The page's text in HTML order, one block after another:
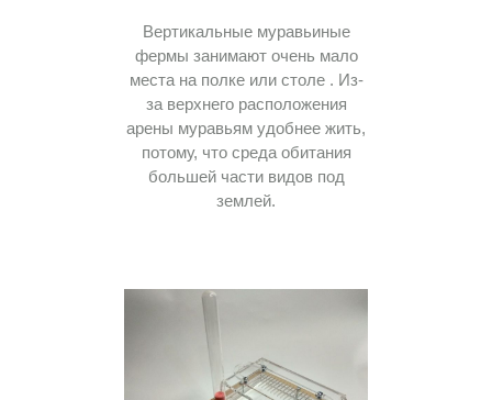
Вертикальные муравьиные
фермы занимают очень мало
места на полке или столе . Из-
за верхнего расположения
арены муравьям удобнее жить,
потому, что среда обитания
большей части видов под
землей.